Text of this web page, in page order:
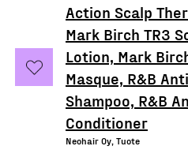
Action Scalp
Mark Birch TR3
Lotion, Mark
Masque, R&B
Shampoo, R&B
Conditioner
Neohair Oy, Tuote